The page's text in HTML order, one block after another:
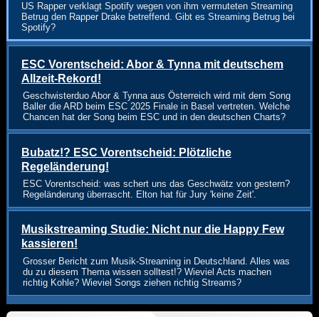
US Rapper verklagt Spotify wegen von ihm vermuteten Streaming
Betrug den Rapper Drake betreffend. Gibt es Streaming Betrug bei
Spotify?
ESC Vorentscheid: Abor & Tynna mit deutschem
Allzeit-Rekord!
Geschwisterduo Abor & Tynna aus Österreich wird mit dem Song
Baller die ARD beim ESC 2025 Finale in Basel vertreten. Welche
Chancen hat der Song beim ESC und in den deutschen Charts?
Bubatz!? ESC Vorentscheid: Plötzliche
Regeländerung!
ESC Vorentscheid: was schert uns das Geschwätz von gestern?
Regeländerung überrascht. Elton hat für Jury 'keine Zeit'.
Musikstreaming Studie: Nicht nur die Happy Few
kassieren!
Grosser Bericht zum Musik-Streaming in Deutschland. Alles was
du zu diesem Thema wissen solltest!? Wieviel Acts machen
richtig Kohle? Wieviel Songs ziehen richtig Streams?